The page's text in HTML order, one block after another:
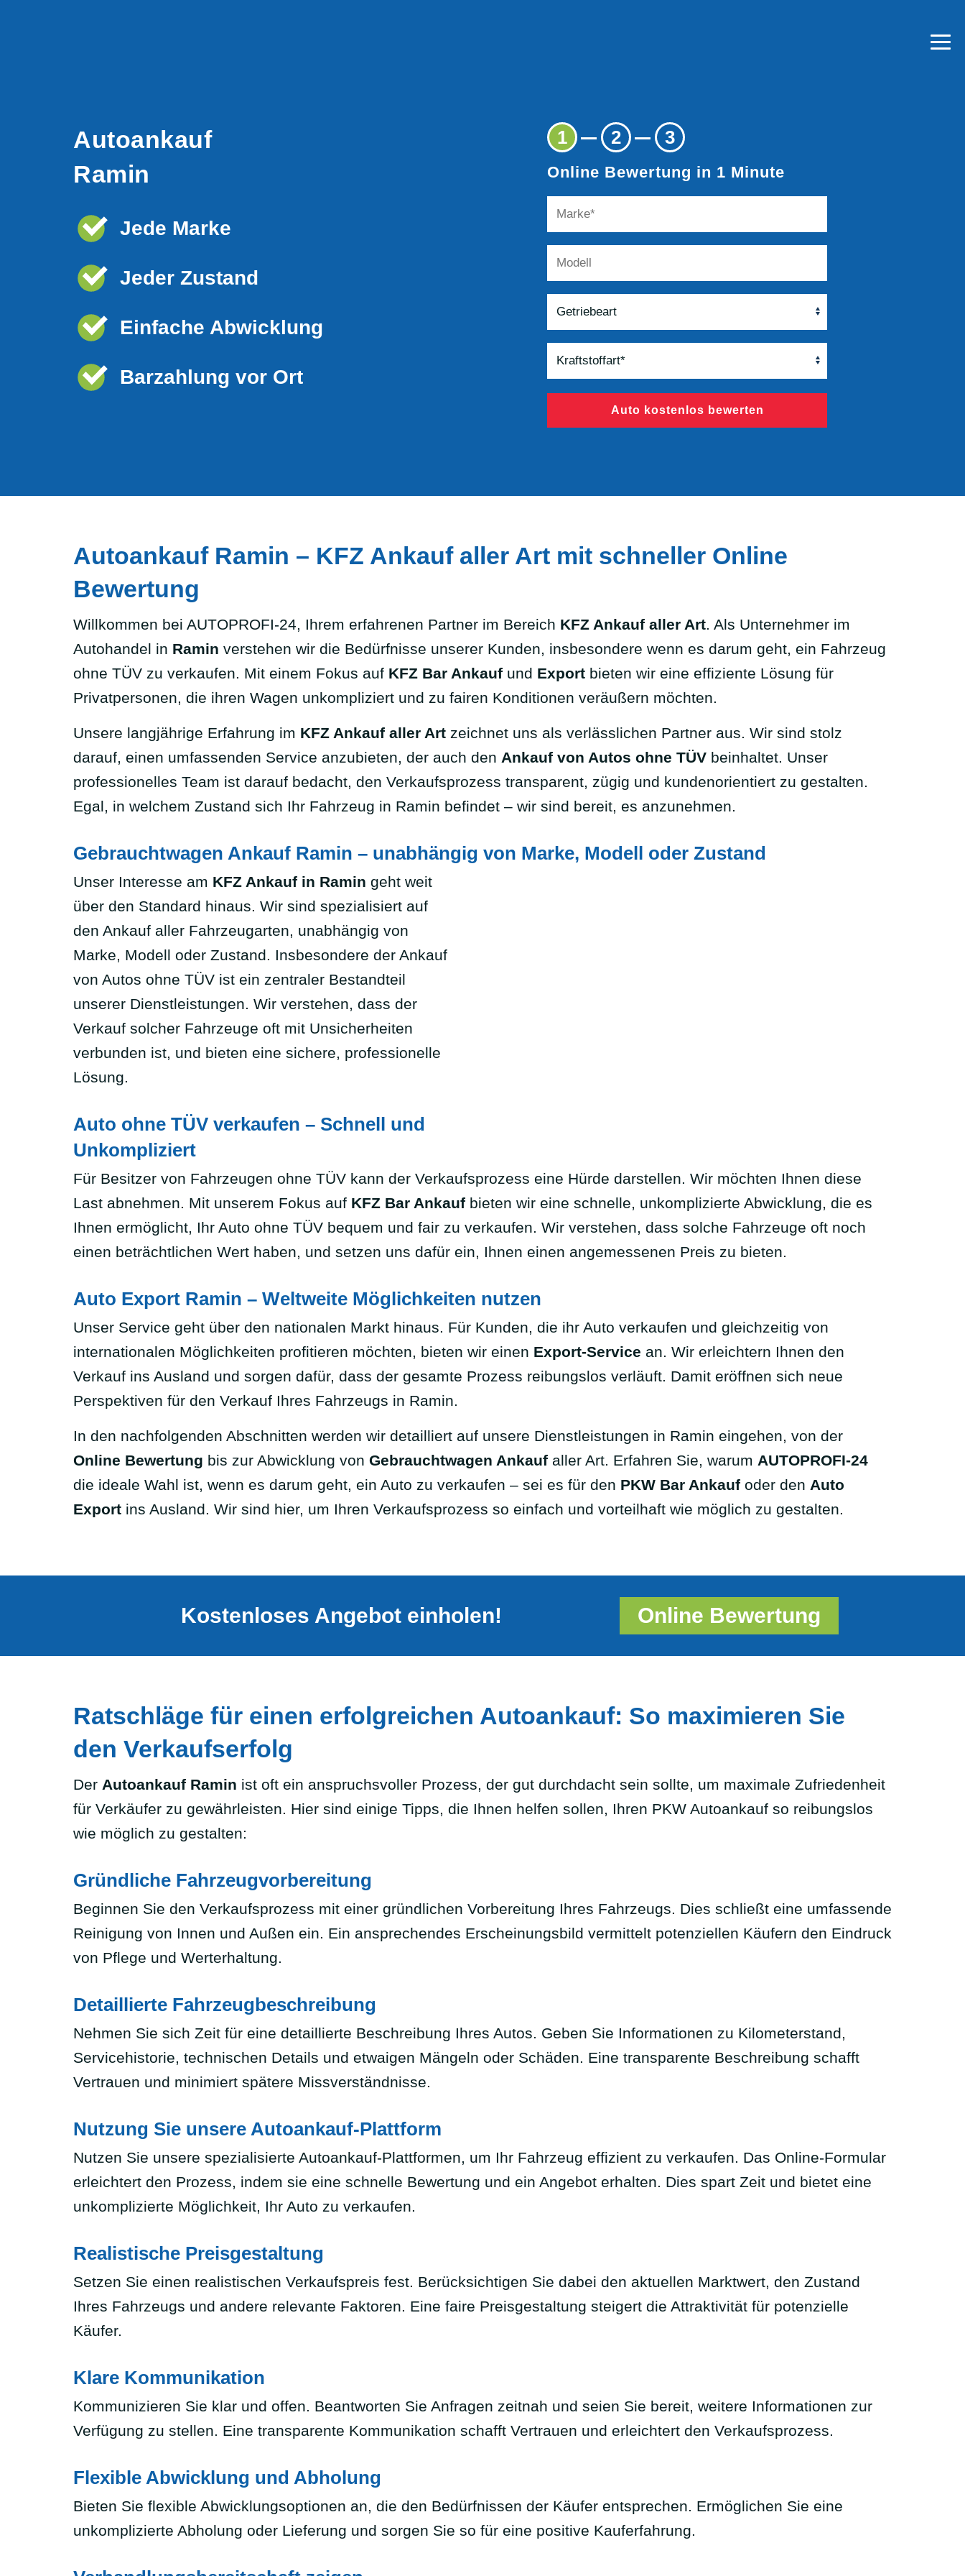
Autoankauf
Ramin
Jede Marke
Jeder Zustand
Einfache Abwicklung
Barzahlung vor Ort
1 2 3
Online Bewertung in 1 Minute
Auto kostenlos bewerten
Autoankauf Ramin – KFZ Ankauf aller Art mit schneller Online
Bewertung
Willkommen bei AUTOPROFI-24, Ihrem erfahrenen Partner im Bereich KFZ Ankauf aller Art. Als Unternehmer im
Autohandel in Ramin verstehen wir die Bedürfnisse unserer Kunden, insbesondere wenn es darum geht, ein Fahrzeug
ohne TÜV zu verkaufen. Mit einem Fokus auf KFZ Bar Ankauf und Export bieten wir eine effiziente Lösung für
Privatpersonen, die ihren Wagen unkompliziert und zu fairen Konditionen veräußern möchten.
Unsere langjährige Erfahrung im KFZ Ankauf aller Art zeichnet uns als verlässlichen Partner aus. Wir sind stolz
darauf, einen umfassenden Service anzubieten, der auch den Ankauf von Autos ohne TÜV beinhaltet. Unser
professionelles Team ist darauf bedacht, den Verkaufsprozess transparent, zügig und kundenorientiert zu gestalten.
Egal, in welchem Zustand sich Ihr Fahrzeug in Ramin befindet – wir sind bereit, es anzunehmen.
Gebrauchtwagen Ankauf Ramin – unabhängig von Marke, Modell oder Zustand
Unser Interesse am KFZ Ankauf in Ramin geht weit
über den Standard hinaus. Wir sind spezialisiert auf
den Ankauf aller Fahrzeugarten, unabhängig von
Marke, Modell oder Zustand. Insbesondere der Ankauf
von Autos ohne TÜV ist ein zentraler Bestandteil
unserer Dienstleistungen. Wir verstehen, dass der
Verkauf solcher Fahrzeuge oft mit Unsicherheiten
verbunden ist, und bieten eine sichere, professionelle
Lösung.
Auto ohne TÜV verkaufen – Schnell und
Unkompliziert
Für Besitzer von Fahrzeugen ohne TÜV kann der Verkaufsprozess eine Hürde darstellen. Wir möchten Ihnen diese
Last abnehmen. Mit unserem Fokus auf KFZ Bar Ankauf bieten wir eine schnelle, unkomplizierte Abwicklung, die es
Ihnen ermöglicht, Ihr Auto ohne TÜV bequem und fair zu verkaufen. Wir verstehen, dass solche Fahrzeuge oft noch
einen beträchtlichen Wert haben, und setzen uns dafür ein, Ihnen einen angemessenen Preis zu bieten.
Auto Export Ramin – Weltweite Möglichkeiten nutzen
Unser Service geht über den nationalen Markt hinaus. Für Kunden, die ihr Auto verkaufen und gleichzeitig von
internationalen Möglichkeiten profitieren möchten, bieten wir einen Export-Service an. Wir erleichtern Ihnen den
Verkauf ins Ausland und sorgen dafür, dass der gesamte Prozess reibungslos verläuft. Damit eröffnen sich neue
Perspektiven für den Verkauf Ihres Fahrzeugs in Ramin.
In den nachfolgenden Abschnitten werden wir detailliert auf unsere Dienstleistungen in Ramin eingehen, von der
Online Bewertung bis zur Abwicklung von Gebrauchtwagen Ankauf aller Art. Erfahren Sie, warum AUTOPROFI-24
die ideale Wahl ist, wenn es darum geht, ein Auto zu verkaufen – sei es für den PKW Bar Ankauf oder den Auto
Export ins Ausland. Wir sind hier, um Ihren Verkaufsprozess so einfach und vorteilhaft wie möglich zu gestalten.
Kostenloses Angebot einholen! Online Bewertung
Ratschläge für einen erfolgreichen Autoankauf: So maximieren Sie
den Verkaufserfolg
Der Autoankauf Ramin ist oft ein anspruchsvoller Prozess, der gut durchdacht sein sollte, um maximale Zufriedenheit
für Verkäufer zu gewährleisten. Hier sind einige Tipps, die Ihnen helfen sollen, Ihren PKW Autoankauf so reibungslos
wie möglich zu gestalten:
Gründliche Fahrzeugvorbereitung
Beginnen Sie den Verkaufsprozess mit einer gründlichen Vorbereitung Ihres Fahrzeugs. Dies schließt eine umfassende
Reinigung von Innen und Außen ein. Ein ansprechendes Erscheinungsbild vermittelt potenziellen Käufern den Eindruck
von Pflege und Werterhaltung.
Detaillierte Fahrzeugbeschreibung
Nehmen Sie sich Zeit für eine detaillierte Beschreibung Ihres Autos. Geben Sie Informationen zu Kilometerstand,
Servicehistorie, technischen Details und etwaigen Mängeln oder Schäden. Eine transparente Beschreibung schafft
Vertrauen und minimiert spätere Missverständnisse.
Nutzung Sie unsere Autoankauf-Plattform
Nutzen Sie unsere spezialisierte Autoankauf-Plattformen, um Ihr Fahrzeug effizient zu verkaufen. Das Online-Formular
erleichtert den Prozess, indem sie eine schnelle Bewertung und ein Angebot erhalten. Dies spart Zeit und bietet eine
unkomplizierte Möglichkeit, Ihr Auto zu verkaufen.
Realistische Preisgestaltung
Setzen Sie einen realistischen Verkaufspreis fest. Berücksichtigen Sie dabei den aktuellen Marktwert, den Zustand
Ihres Fahrzeugs und andere relevante Faktoren. Eine faire Preisgestaltung steigert die Attraktivität für potenzielle
Käufer.
Klare Kommunikation
Kommunizieren Sie klar und offen. Beantworten Sie Anfragen zeitnah und seien Sie bereit, weitere Informationen zur
Verfügung zu stellen. Eine transparente Kommunikation schafft Vertrauen und erleichtert den Verkaufsprozess.
Flexible Abwicklung und Abholung
Bieten Sie flexible Abwicklungsoptionen an, die den Bedürfnissen der Käufer entsprechen. Ermöglichen Sie eine
unkomplizierte Abholung oder Lieferung und sorgen Sie so für eine positive Kauferfahrung.